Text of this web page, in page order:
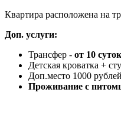
Квартира расположена на
Доп. услуги:
Трансфер - от 10
Детская кроватка +
Доп.место 1000
Проживание с